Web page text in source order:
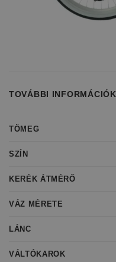
TOVÁBBI INFORMÁCIÓK
TÖMEG
SZÍN
KERÉK ÁTMÉRŐ
VÁZ MÉRETE
LÁNC
VÁLTÓKAROK